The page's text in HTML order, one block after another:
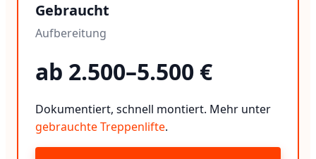
Gebraucht
Aufbereitung
ab 2.500–5.500 €
Dokumentiert, schnell montiert. Mehr unter
gebrauchte Treppenlifte.